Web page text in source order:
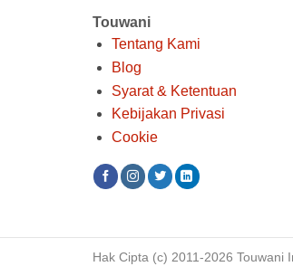
Touwani
Tentang Kami
Blog
Syarat & Ketentuan
Kebijakan Privasi
Cookie
Hak Cipta (c) 2011-2026 Touwani